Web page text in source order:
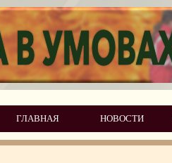
ГЛАВНАЯ НОВОСТИ